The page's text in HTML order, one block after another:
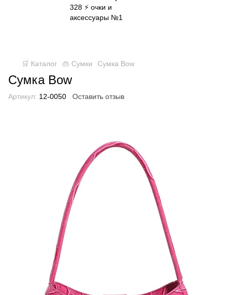
🛒 Каталог 👜 Сумки Сумка Bow
Сумка Bow
Артикул: 12-0050 Оставить отзыв